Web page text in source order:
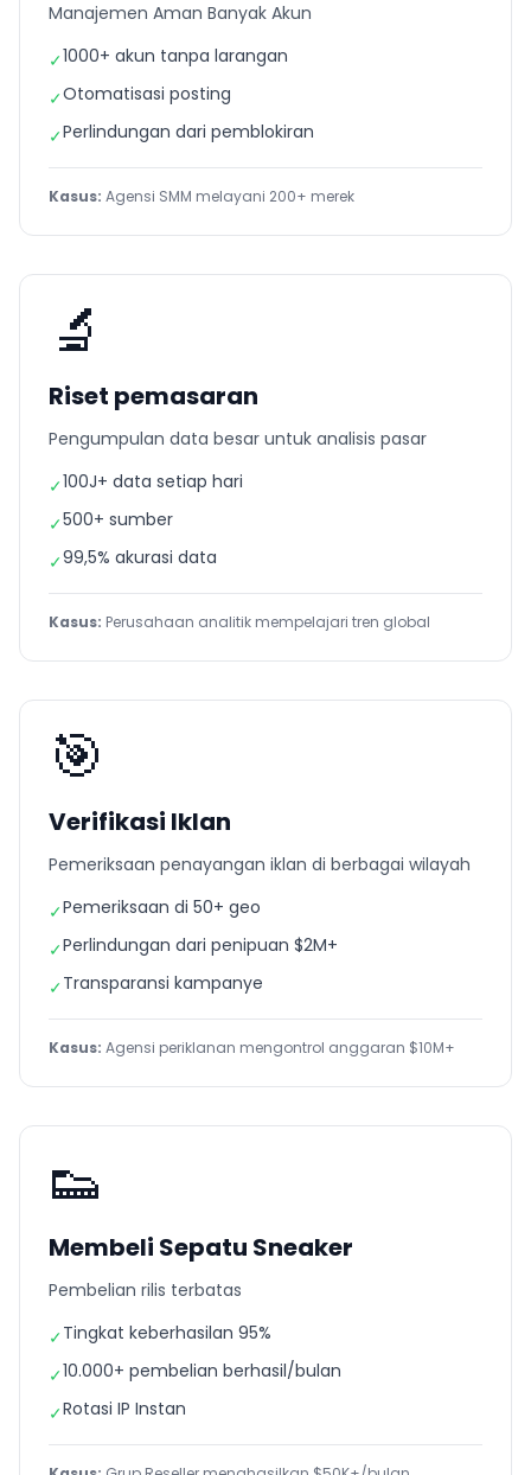
Manajemen Aman Banyak Akun
✓1000+ akun tanpa larangan
✓Otomatisasi posting
✓Perlindungan dari pemblokiran
Kasus: Agensi SMM melayani 200+ merek
🔬
Riset pemasaran
Pengumpulan data besar untuk analisis pasar
✓100J+ data setiap hari
✓500+ sumber
✓99,5% akurasi data
Kasus: Perusahaan analitik mempelajari tren global
🎯
Verifikasi Iklan
Pemeriksaan penayangan iklan di berbagai wilayah
✓Pemeriksaan di 50+ geo
✓Perlindungan dari penipuan $2M+
✓Transparansi kampanye
Kasus: Agensi periklanan mengontrol anggaran $10M+
👟
Membeli Sepatu Sneaker
Pembelian rilis terbatas
✓Tingkat keberhasilan 95%
✓10.000+ pembelian berhasil/bulan
✓Rotasi IP Instan